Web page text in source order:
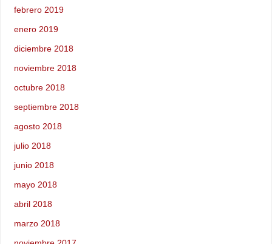
febrero 2019
enero 2019
diciembre 2018
noviembre 2018
octubre 2018
septiembre 2018
agosto 2018
julio 2018
junio 2018
mayo 2018
abril 2018
marzo 2018